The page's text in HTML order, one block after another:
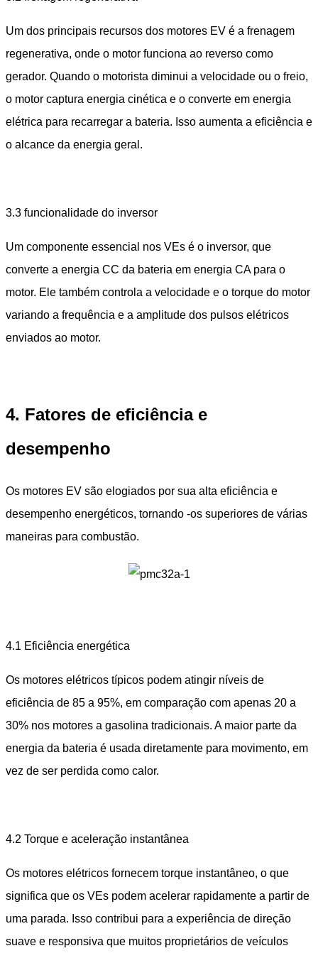
Um dos principais recursos dos motores EV é a frenagem
regenerativa, onde o motor funciona ao reverso como
gerador. Quando o motorista diminui a velocidade ou o freio,
o motor captura energia cinética e o converte em energia
elétrica para recarregar a bateria. Isso aumenta a eficiência e
o alcance da energia geral.
3.3 funcionalidade do inversor
Um componente essencial nos VEs é o inversor, que
converte a energia CC da bateria em energia CA para o
motor. Ele também controla a velocidade e o torque do motor
variando a frequência e a amplitude dos pulsos elétricos
enviados ao motor.
4. Fatores de eficiência e
desempenho
Os motores EV são elogiados por sua alta eficiência e
desempenho energéticos, tornando -os superiores de várias
maneiras para combustão.
4.1 Eficiência energética
Os motores elétricos típicos podem atingir níveis de
eficiência de 85 a 95%, em comparação com apenas 20 a
30% nos motores a gasolina tradicionais. A maior parte da
energia da bateria é usada diretamente para movimento, em
vez de ser perdida como calor.
4.2 Torque e aceleração instantânea
Os motores elétricos fornecem torque instantâneo, o que
significa que os VEs podem acelerar rapidamente a partir de
uma parada. Isso contribui para a experiência de direção
suave e responsiva que muitos proprietários de veículos